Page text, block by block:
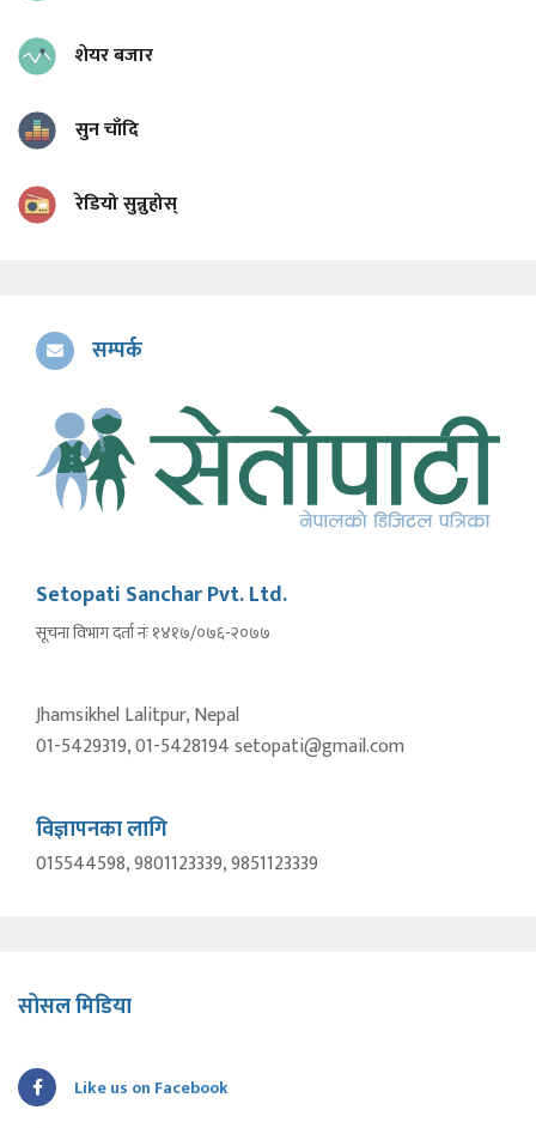
शेयर बजार
सुन चाँदि
रेडियो सुन्नुहोस्
सम्पर्क
Setopati Sanchar Pvt. Ltd.
सूचना विभाग दर्ता नंः १४१७/०७६-२०७७
Jhamsikhel Lalitpur, Nepal
01-5429319, 01-5428194 setopati@gmail.com
विज्ञापनका लागि
015544598, 9801123339, 9851123339
सोसल मिडिया
Like us on Facebook